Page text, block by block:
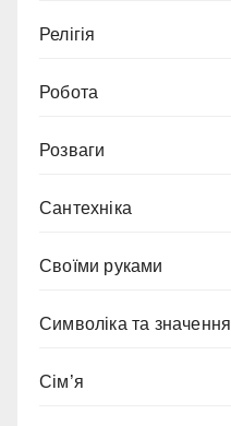
Релігія
Робота
Розваги
Сантехніка
Своїми руками
Символіка та значення
Сім’я